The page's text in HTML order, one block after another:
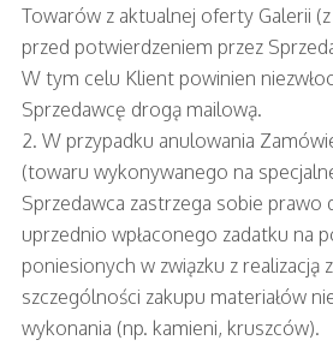
Towarów z aktualnej oferty Galerii
przed potwierdzeniem przez
W tym celu Klient powinien
Sprzedawcę drogą mailową.
2. W przypadku anulowania
(towaru wykonywanego na
Sprzedawca zastrzega sobie prawo
uprzednio wpłaconego zadatku na
poniesionych w związku z realizacją
szczególności zakupu materiałów
wykonania (np. kamieni, kruszców).